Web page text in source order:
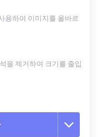
용하여 이미지를 올바르
을 제거하여 크기를 줄입